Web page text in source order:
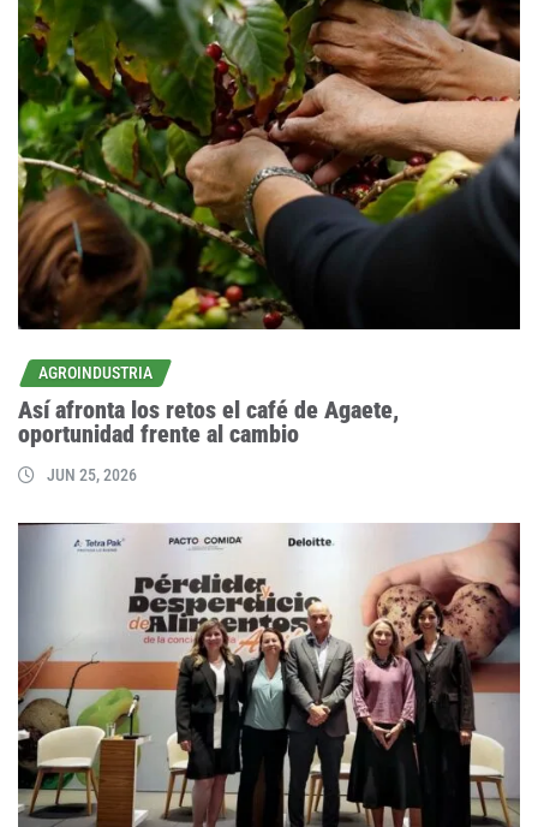
AGROINDUSTRIA
Así afronta los retos el café de Agaete,
oportunidad frente al cambio
JUN 25, 2026